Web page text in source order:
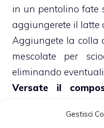
Gestisci
in un pentolino fate
aggiungerete il latte
Aggiungete la colla
mescolate per
eliminando
Versate il
almeno 3 ore.